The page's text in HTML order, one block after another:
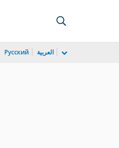
Русский العربية